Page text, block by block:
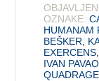
OZNAKE:
HUMANAM
BEŠKER
EXERCENS
IVAN PAVAO